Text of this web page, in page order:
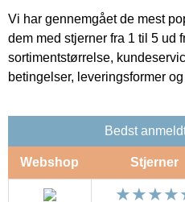
Vi har gennemgået de mest
dem med stjerner fra 1 til 5 ud
sortimentstørrelse,
betingelser, leveringsformer
Bedst
Webshop Stjerner